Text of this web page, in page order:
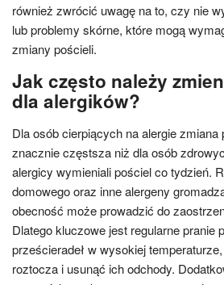
również zwrócić uwagę na to, czy nie
lub problemy skórne, które mogą
zmiany pościeli.
Jak często należy
dla alergików?
Dla osób cierpiących na alergie zmiana
znacznie częstsza niż dla osób
alergicy wymieniali pościel co tydzień.
domowego oraz inne alergeny
obecność może prowadzić do
Dlatego kluczowe jest regularne pranie
prześcieradeł w wysokiej
roztocza i usunąć ich odchody.